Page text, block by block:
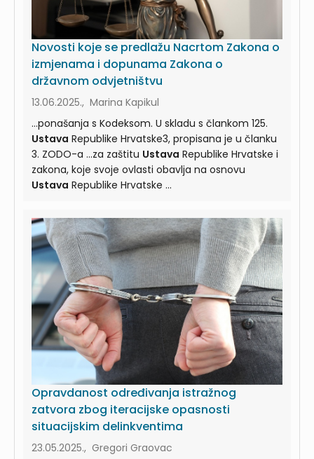
Novosti koje se predlažu Nacrtom Zakona o
izmjenama i dopunama Zakona o
državnom odvjetništvu
13.06.2025., Marina Kapikul
...ponašanja s Kodeksom. U skladu s člankom 125.
Ustava Republike Hrvatske3, propisana je u članku
3. ZODO-a ...za zaštitu Ustava Republike Hrvatske i
zakona, koje svoje ovlasti obavlja na osnovu
Ustava
Republike Hrvatske ...
Opravdanost određivanja istražnog
zatvora zbog iteracijske opasnosti
situacijskim delinkventima
23.05.2025., Gregori Graovac